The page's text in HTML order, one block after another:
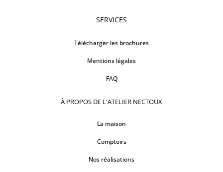
SERVICES
Télécharger les brochures
Mentions légales
FAQ
À PROPOS DE L'ATELIER NECTOUX
La maison
Comptoirs
Nos réalisations